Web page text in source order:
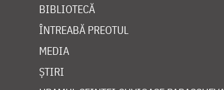
BIBLIOTECĂ
ÎNTREABĂ PREOTUL
MEDIA
ȘTIRI